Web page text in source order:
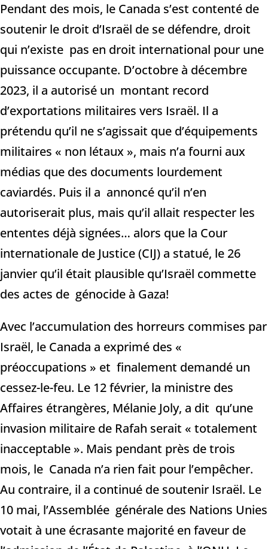
Pendant des mois, le Canada s’est contenté de
soutenir le droit d’Israël de se défendre, droit
qui n’existe pas en droit international pour une
puissance occupante. D’octobre à décembre
2023, il a autorisé un montant record
d’exportations militaires vers Israël. Il a
prétendu qu’il ne s’agissait que d’équipements
militaires « non létaux », mais n’a fourni aux
médias que des documents lourdement
caviardés. Puis il a annoncé qu’il n’en
autoriserait plus, mais qu’il allait respecter les
ententes déjà signées… alors que la Cour
internationale de Justice (CIJ) a statué, le 26
janvier qu’il était plausible qu’Israël commette
des actes de génocide à Gaza!
Avec l’accumulation des horreurs commises par
Israël, le Canada a exprimé des «
préoccupations » et finalement demandé un
cessez-le-feu. Le 12 février, la ministre des
Affaires étrangères, Mélanie Joly, a dit qu’une
invasion militaire de Rafah serait « totalement
inacceptable ». Mais pendant près de trois
mois, le Canada n’a rien fait pour l’empêcher.
Au contraire, il a continué de soutenir Israël. Le
10 mai, l’Assemblée générale des Nations Unies
votait à une écrasante majorité en faveur de